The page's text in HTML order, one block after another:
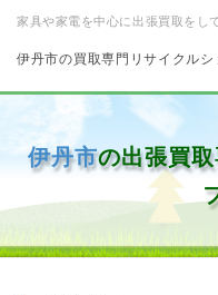
家具や家電を中心に出張買取をし
伊丹市の買取専門リサイクルシ
伊丹市の出張買